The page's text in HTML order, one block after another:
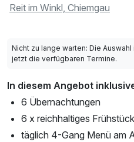
Reit im Winkl, Chiemgau
Nicht zu lange warten: Die
jetzt die verfügbaren Termine.
In diesem Angebot
6 Übernachtungen
6 x reichhaltiges Frühstück
täglich 4-Gang Menü am